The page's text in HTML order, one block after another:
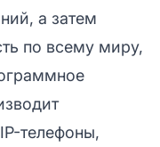
а затем
по всему миру,
телефоны,